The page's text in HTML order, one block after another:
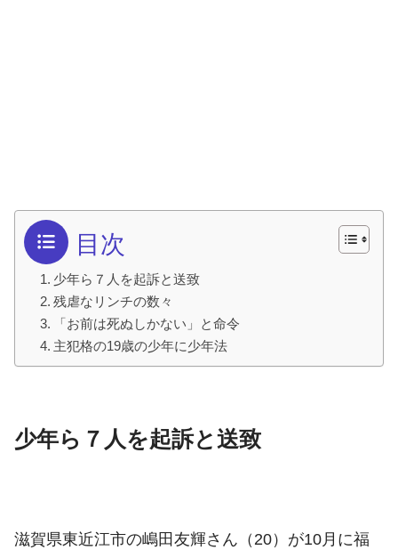
目次
少年ら７人を起訴と送致
残虐なリンチの数々
「お前は死ぬしかない」と命令
主犯格の19歳の少年に少年法
少年ら７人を起訴と送致
滋賀県東近江市の嶋田友輝さん（20）が10月に福